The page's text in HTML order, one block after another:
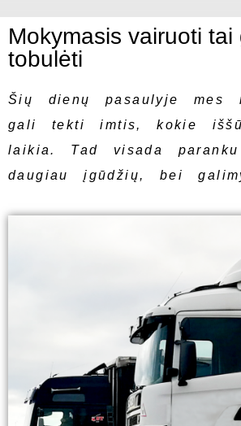
Mokymasis vairuoti tai
tobulėti
Šių dienų pasaulyje mes
gali tekti imtis, kokie
laikia. Tad visada
daugiau įgūdžių, bei